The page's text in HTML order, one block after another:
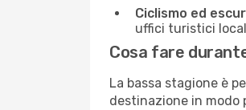
Ciclismo ed
uffici turistici
Cosa fare
La bassa stagione è
destinazione in